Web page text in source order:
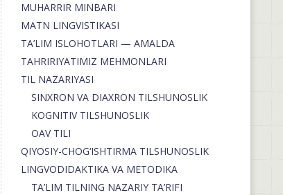
MUHARRIR MINBARI
MATN LINGVISTIKASI
TA’LIM ISLOHOTLARI — AMALDA
TAHRIRIYATIMIZ MEHMONLARI
TIL NAZARIYASI
SINXRON VA DIAXRON TILSHUNOSLIK
KOGNITIV TILSHUNOSLIK
OAV TILI
QIYOSIY-CHOG‘ISHTIRMA TILSHUNOSLIK
LINGVODIDAKTIKA VA METODIKA
TA’LIM TILNING NAZARIY TA’RIFI